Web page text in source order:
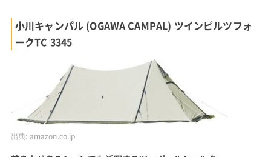
小川キャンパル (OGAWA CAMPAL) ツインピルツフォ
ークTC 3345
出典: amazon.co.jp